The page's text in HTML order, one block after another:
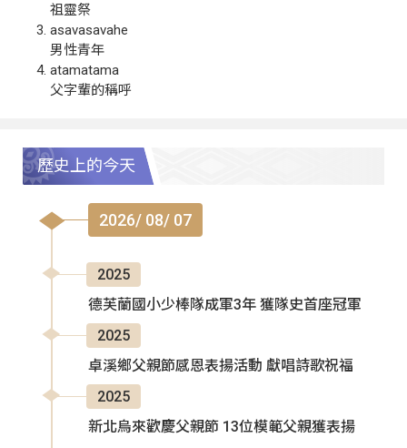
祖靈祭
asavasavahe
男性青年
atamatama
父字輩的稱呼
歷史上的今天
2026/ 08/ 07
2025
德芙蘭國小少棒隊成軍3年 獲隊史首座冠軍
2025
卓溪鄉父親節感恩表揚活動 獻唱詩歌祝福
2025
新北烏來歡慶父親節 13位模範父親獲表揚